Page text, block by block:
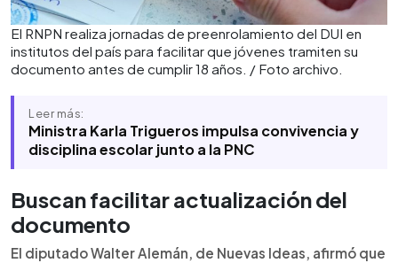
El RNPN realiza jornadas de preenrolamiento del DUI en
institutos del país para facilitar que jóvenes tramiten su
documento antes de cumplir 18 años. / Foto archivo.
Leer más:
Ministra Karla Trigueros impulsa convivencia y
disciplina escolar junto a la PNC
Buscan facilitar actualización del
documento
El diputado Walter Alemán, de Nuevas Ideas, afirmó que